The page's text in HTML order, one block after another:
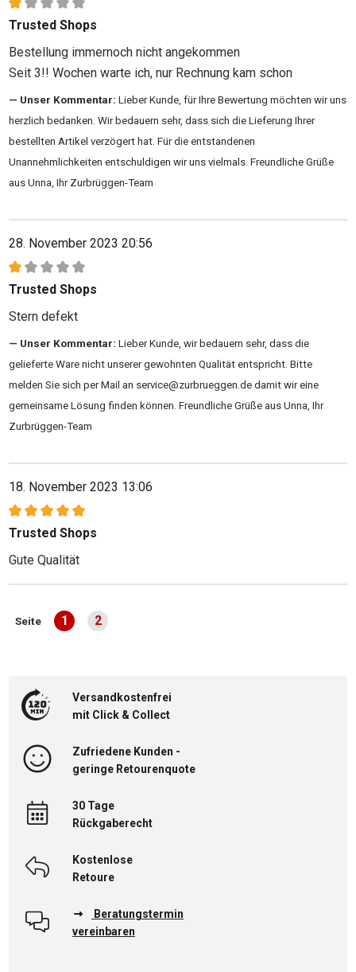
Bewertung mit 1 von 5 Sternen
Trusted Shops
Bestellung immernoch nicht angekommen
Seit 3!! Wochen warte ich, nur Rechnung kam schon
Unser Kommentar: Lieber Kunde, für Ihre Bewertung möchten wir uns
herzlich bedanken. Wir bedauern sehr, dass sich die Lieferung Ihrer
bestellten Artikel verzögert hat. Für die entstandenen
Unannehmlichkeiten entschuldigen wir uns vielmals. Freundliche Grüße
aus Unna, Ihr Zurbrüggen-Team
28. November 2023 20:56
Bewertung mit 1 von 5 Sternen
Trusted Shops
Stern defekt
Unser Kommentar: Lieber Kunde, wir bedauern sehr, dass die
gelieferte Ware nicht unserer gewohnten Qualität entspricht. Bitte
melden Sie sich per Mail an service@zurbrueggen.de damit wir eine
gemeinsame Lösung finden können. Freundliche Grüße aus Unna, Ihr
Zurbrüggen-Team
18. November 2023 13:06
Bewertung mit 5 von 5 Sternen
Trusted Shops
Gute Qualität
Seite
Seite
1
Seite
2
Versandkostenfrei
mit Click & Collect
Zufriedene Kunden -
geringe Retourenquote
30 Tage
Rückgaberecht
Kostenlose
Retoure
Beratungstermin
vereinbaren